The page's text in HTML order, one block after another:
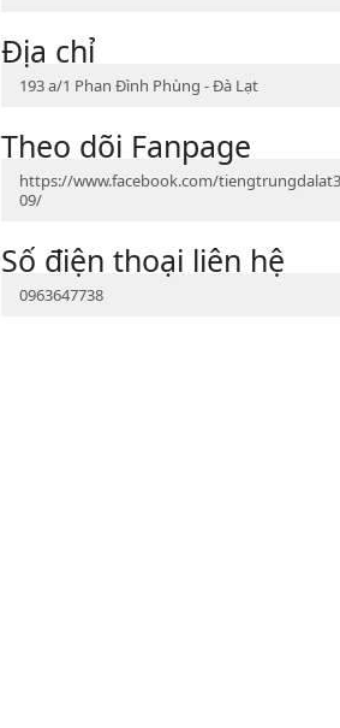
Địa chỉ
193 a/1 Phan Đình Phùng - Đà Lạt
Theo dõi Fanpage
https://www.facebook.com/tiengtrungdalat3
09/
Số điện thoại liên hệ
0963647738